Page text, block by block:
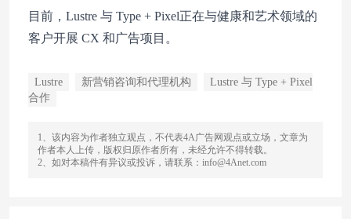
目前，Lustre 与 Type + Pixel正在与健康和艺术领域的
客户开展 CX 和广告项目。
Lustre 新营销咨询和代理机构
Lustre 与 Type + Pixel
合作
1、该内容为作者独立观点，不代表4A广告网观点或立场，文章为
作者本人上传，版权归原作者所有，未经允许不得转载。
2、如对本稿件有异议或投诉，请联系：info@4Anet.com